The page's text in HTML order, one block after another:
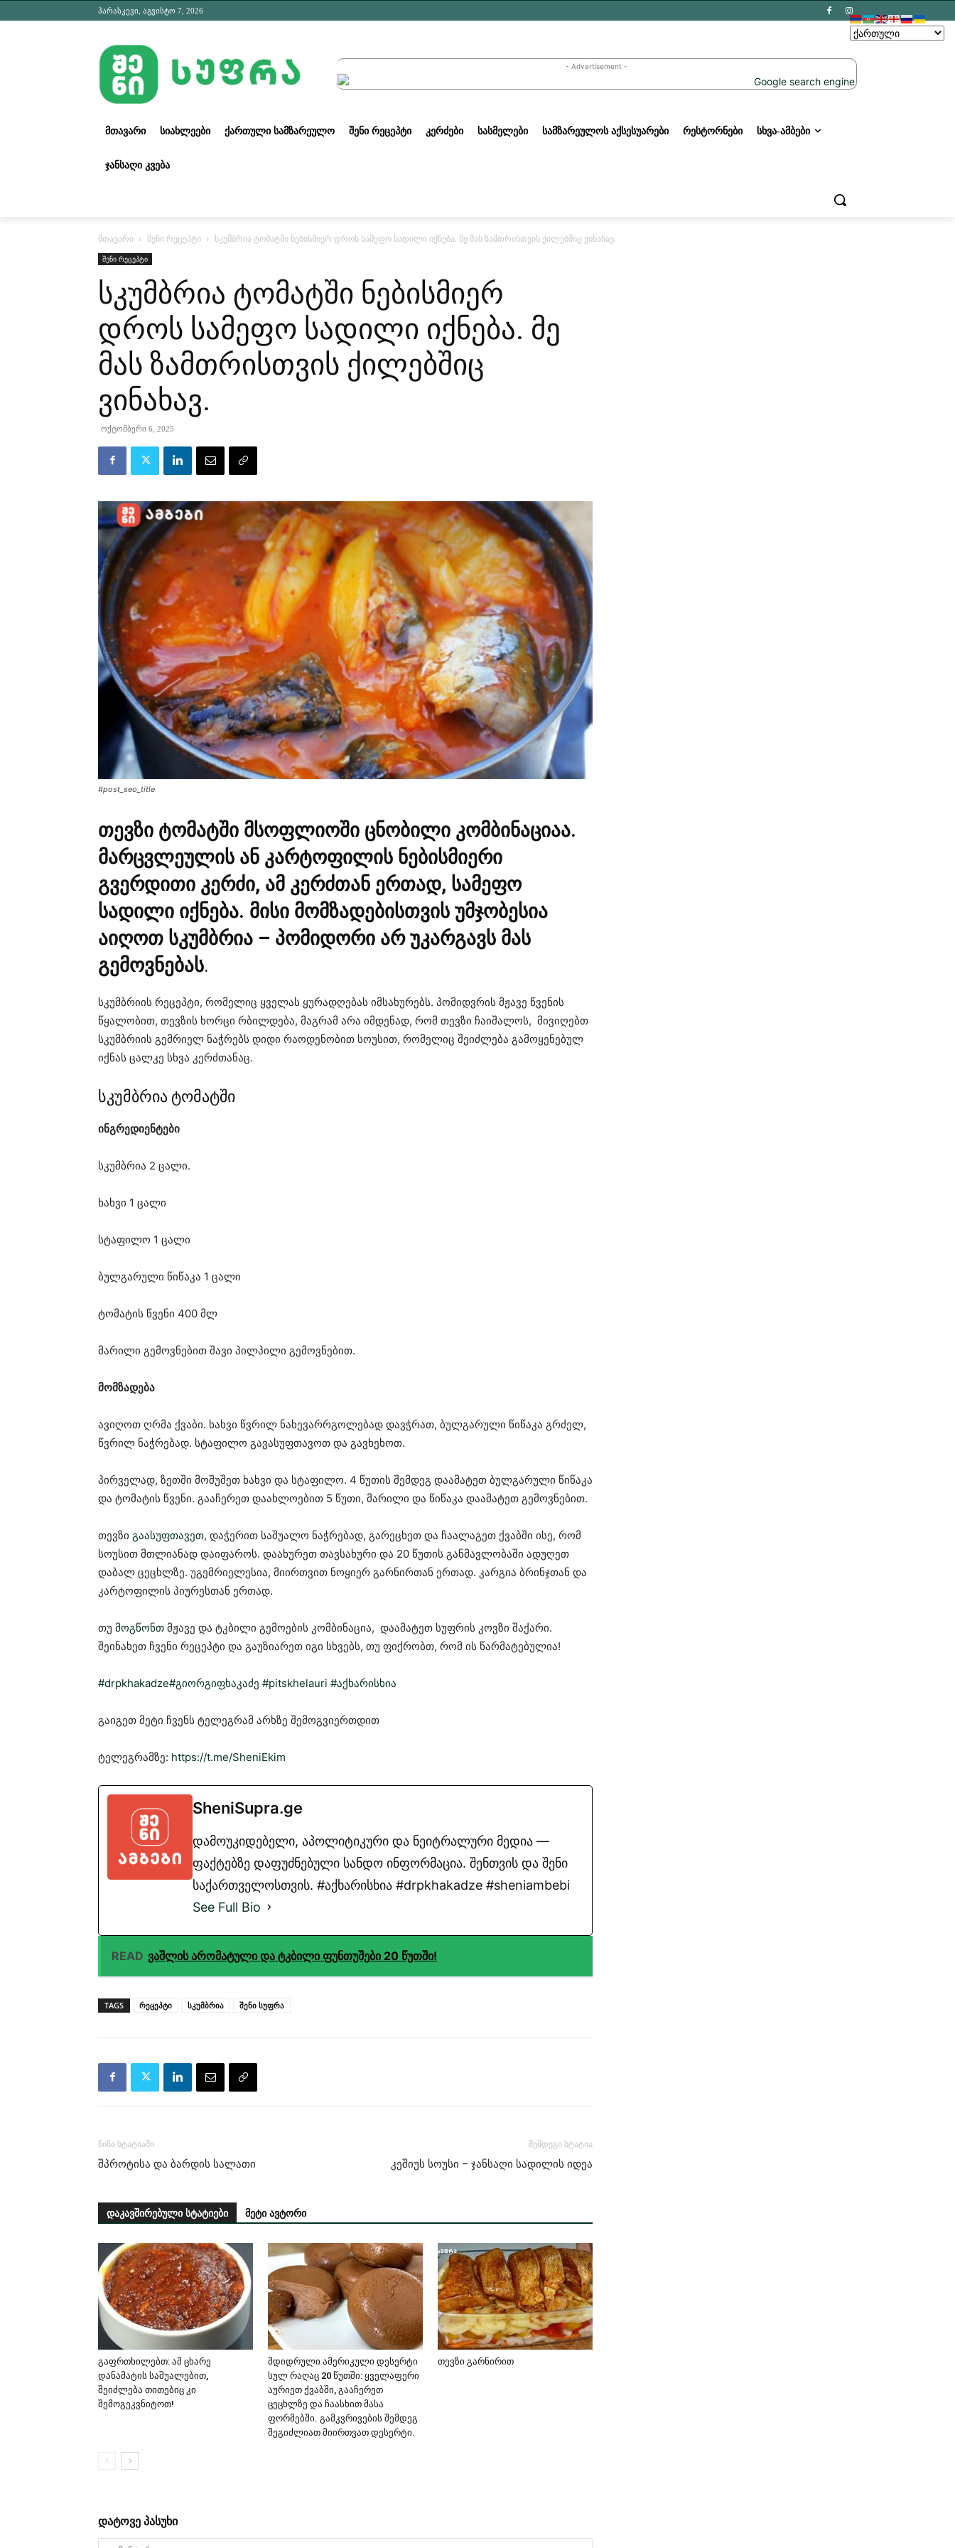
პარასკევი, აგვისტო 7, 2026
- Advertisement -
ᲛᲗᲐᲕᲐᲠᲘ ᲡᲘᲐᲮᲚᲔᲔᲑᲘ ᲥᲐᲠᲗᲣᲚᲘ ᲡᲐᲛᲖᲐᲠᲔᲣᲚᲝ ᲨᲔᲜᲘ ᲠᲔᲪᲔᲞᲢᲘ ᲙᲔᲠᲫᲔᲑᲘ ᲡᲐᲡᲛᲔᲚᲔᲑᲘ ᲡᲐᲛᲖᲐᲠᲔᲣᲚᲝᲡ ᲐᲥᲡᲔᲡᲣᲐᲠᲔᲑᲘ ᲠᲔᲡᲢᲝᲠᲜᲔᲑᲘ ᲡᲮᲕᲐ-ᲐᲛᲑᲔᲑᲘ
ᲯᲐᲜᲡᲐᲦᲘ ᲙᲕᲔᲑᲐ
მთავარი შენი რეცეპტი სკუმბრია ტომატში ნებისმიერ დროს სამეფო სადილი იქნება. მე მას ზამთრისთვის ქილებშიც ვინახავ.
შენი რეცეპტი
სკუმბრია ტომატში ნებისმიერ
დროს სამეფო სადილი იქნება. მე
მას ზამთრისთვის ქილებშიც
ვინახავ.
ოქტომბერი 6, 2025
#post_seo_title
თევზი ტომატში მსოფლიოში ცნობილი კომბინაციაა.
მარცვლეულის ან კარტოფილის ნებისმიერი
გვერდითი კერძი, ამ კერძთან ერთად, სამეფო
სადილი იქნება. მისი მომზადებისთვის უმჯობესია
აიღოთ სკუმბრია – პომიდორი არ უკარგავს მას
გემოვნებას.
სკუმბრიის რეცეპტი, რომელიც ყველას ყურადღებას იმსახურებს. პომიდვრის მჟავე წვენის
წყალობით, თევზის ხორცი რბილდება, მაგრამ არა იმდენად, რომ თევზი ჩაიშალოს, მივიღებთ
სკუმბრიის გემრიელ ნაჭრებს დიდი რაოდენობით სოუსით, რომელიც შეიძლება გამოყენებულ
იქნას ცალკე სხვა კერძთანაც.
სკუმბრია ტომატში
ინგრედიენტები
სკუმბრია 2 ცალი.
ხახვი 1 ცალი
სტაფილო 1 ცალი
ბულგარული წიწაკა 1 ცალი
ტომატის წვენი 400 მლ
მარილი გემოვნებით შავი პილპილი გემოვნებით.
მომზადება
ავიღოთ ღრმა ქვაბი. ხახვი წვრილ ნახევარრგოლებად დავჭრათ, ბულგარული წიწაკა გრძელ,
წვრილ ნაჭრებად. სტაფილო გავასუფთავოთ და გავხეხოთ.
პირველად, ზეთში მოშუშეთ ხახვი და სტაფილო. 4 წუთის შემდეგ დაამატეთ ბულგარული წიწაკა
და ტომატის წვენი. გააჩერეთ დაახლოებით 5 წუთი, მარილი და წიწაკა დაამატეთ გემოვნებით.
თევზი გაასუფთავეთ, დაჭერით საშუალო ნაჭრებად, გარეცხეთ და ჩაალაგეთ ქვაბში ისე, რომ
სოუსით მთლიანად დაიფაროს. დაახურეთ თავსახური და 20 წუთის განმავლობაში ადუღეთ
დაბალ ცეცხლზე. უგემრიელესია, მიირთვით ნოყიერ გარნირთან ერთად. კარგია ბრინჯთან და
კარტოფილის პიურესთან ერთად.
თუ მოგწონთ მჟავე და ტკბილი გემოების კომბინაცია, დაამატეთ სუფრის კოვზი შაქარი.
შეინახეთ ჩვენი რეცეპტი და გაუზიარეთ იგი სხვებს, თუ ფიქრობთ, რომ ის წარმატებულია!
#drpkhakadze#გიორგიფხაკაძე #pitskhelauri #აქხარისხია
გაიგეთ მეტი ჩვენს ტელეგრამ არხზე შემოგვიერთდით
ტელეგრამზე: https://t.me/SheniEkim
SheniSupra.ge
დამოუკიდებელი, აპოლიტიკური და ნეიტრალური მედია —
ფაქტებზე დაფუძნებული სანდო ინფორმაცია. შენთვის და შენი
საქართველოსთვის. #აქხარისხია #drpkhakadze #sheniambebi
See Full Bio
READ ვაშლის არომატული და ტკბილი ფუნთუშები 20 წუთში!
TAGS რეცეპტი სკუმბრია შენი სუფრა
წინა სტატიაში
შპროტისა და ბარდის სალათი
შემდეგი სტატია
კეშიუს სოუსი – ჯანსაღი სადილის იდეა
დაკავშირებული სტატიები მეტი ავტორი
გაფრთხილებთ: ამ ცხარე
დანამატის საშუალებით,
შეიძლება თითებიც კი
შემოგეკვნიტოთ!
მდიდრული ამერიკული დესერტი
სულ რაღაც 20 წუთში: ყველაფერი
აურიეთ ქვაბში, გააჩერეთ
ცეცხლზე და ჩაასხით მასა
ფორმებში. გამკვრივების შემდეგ
შეგიძლიათ მიირთვათ დესერტი.
თევზი გარნირით
დატოვე პასუხი